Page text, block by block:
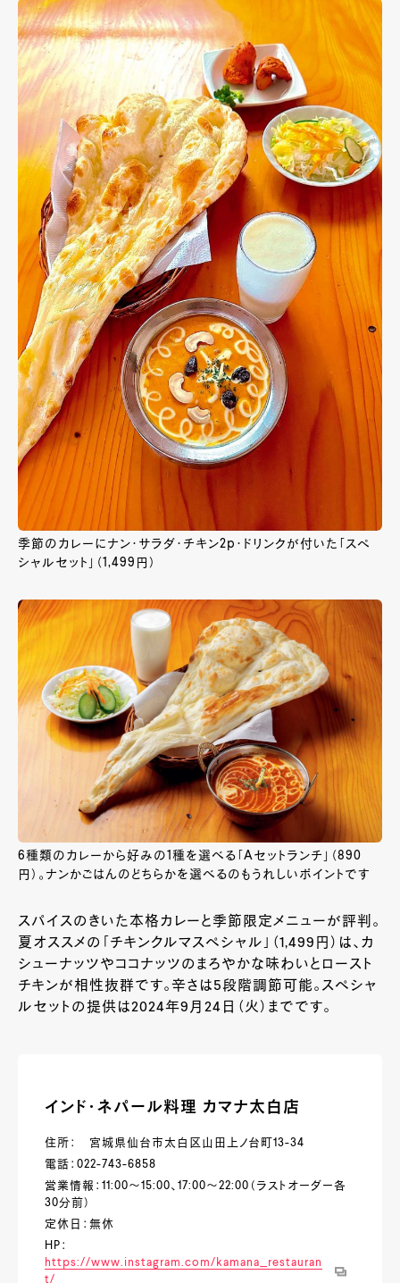
季節のカレーにナン・サラダ・チキン2p・ドリンクが付いた「スペ
シャルセット」（1,499円）
6種類のカレーから好みの1種を選べる「Aセットランチ」（890
円）。ナンかごはんのどちらかを選べるのもうれしいポイントです
スパイスのきいた本格カレーと季節限定メニューが評判。
夏オススメの「チキンクルマスペシャル」（1,499円）は、カ
シューナッツやココナッツのまろやかな味わいとロースト
チキンが相性抜群です。辛さは5段階調節可能。スペシャ
ルセットの提供は2024年9月24日（火）までです。
インド・ネパール料理 カマナ太白店
住所： 宮城県仙台市太白区山田上ノ台町13-34
電話：022-743-6858
営業情報：11:00～15:00、17:00～22:00（ラストオーダー各
30分前）
定休日：無休
HP：
https://www.instagram.com/kamana_restauran
t/